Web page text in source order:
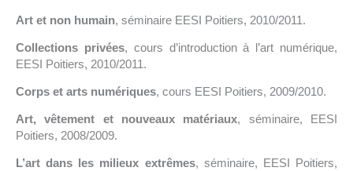
Art et non humain, séminaire EESI Poitiers, 2010/2011.
Collections privées, cours d’introduction à l’art numérique,
EESI Poitiers, 2010/2011.
Corps et arts numériques, cours EESI Poitiers, 2009/2010.
Art, vêtement et nouveaux matériaux, séminaire, EESI
Poitiers, 2008/2009.
L’art dans les milieux extrêmes, séminaire, EESI Poitiers,